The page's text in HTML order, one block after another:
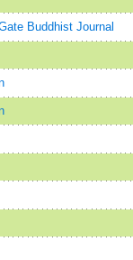
Buddhist Journal